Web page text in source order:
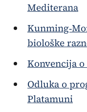
Mediterana
biološke
Konvencija
Odluka o
Platamuni